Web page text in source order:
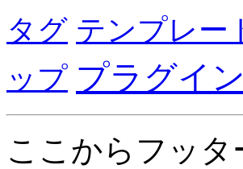
タグ テンプレー
ップ プラグイン
ここからフッタ